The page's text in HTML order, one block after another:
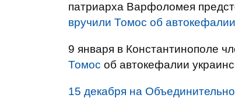
патриарха Варфоломея
вручили Томос об
9 января в Константинополе
Томос об автокефалии
15 декабря на